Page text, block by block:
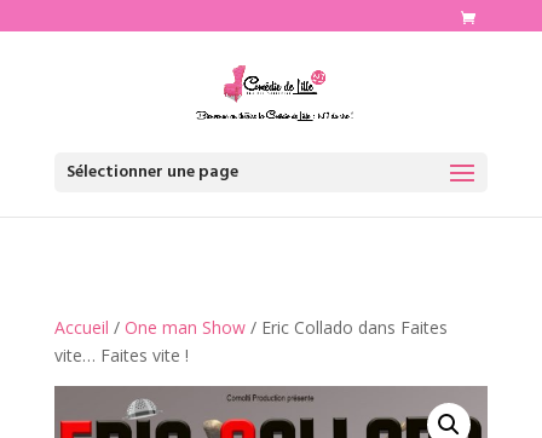
Sélectionner une page
Accueil / One man Show/ Eric Collado dans Faites
vite… Faites vite !